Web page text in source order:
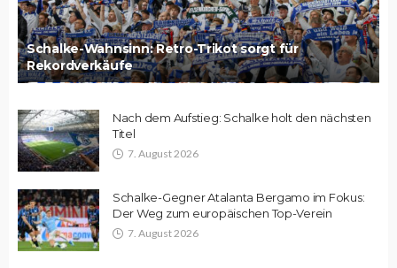
Schalke-Wahnsinn: Retro-Trikot sorgt für
Rekordverkäufe
Nach dem Aufstieg: Schalke holt den nächsten
Titel
7. August 2026
Schalke-Gegner Atalanta Bergamo im Fokus:
Der Weg zum europäischen Top-Verein
7. August 2026